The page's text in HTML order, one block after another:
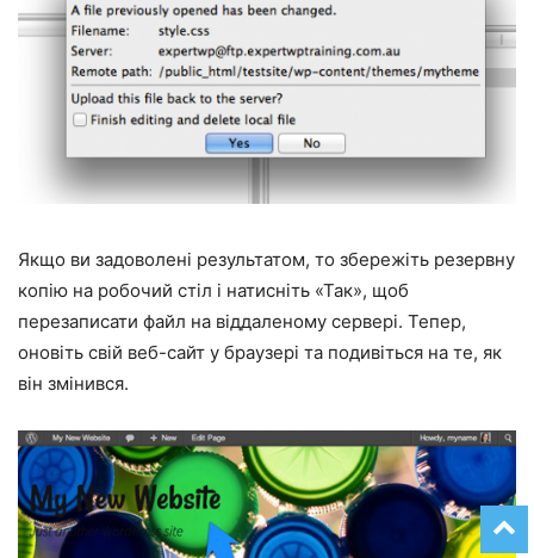
Якщо ви задоволені результатом, то збережіть резервну
копію на робочий стіл і натисніть «Так», щоб
перезаписати файл на віддаленому сервері. Тепер,
оновіть свій веб-сайт у браузері та подивіться на те, як
він змінився.